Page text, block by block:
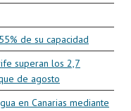
de su capacidad
superan los 2,7
de agosto
en Canarias mediante